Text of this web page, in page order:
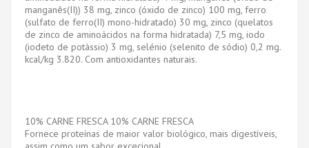
manganês(II)) 38 mg, zinco (óxido de zinco) 100 mg, ferro
(sulfato de ferro(II) mono-hidratado) 30 mg, zinco (quelatos
de zinco de aminoácidos na forma hidratada) 7,5 mg, iodo
(iodeto de potássio) 3 mg, selénio (selenito de sódio) 0,2 mg.
kcal/kg 3.820. Com antioxidantes naturais.
10% CARNE FRESCA 10% CARNE FRESCA
Fornece proteínas de maior valor biológico, mais digestíveis,